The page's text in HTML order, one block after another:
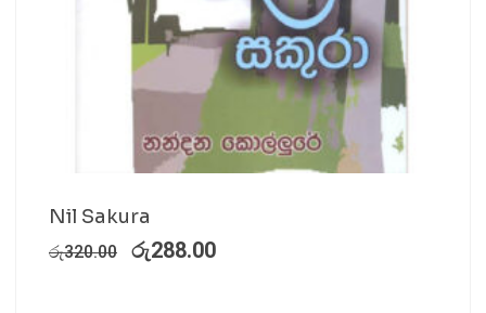
Nil Sakura
රු320.00 රු288.00